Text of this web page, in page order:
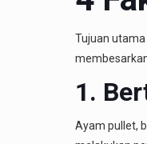
Tujuan
1.
Ayam pullet,